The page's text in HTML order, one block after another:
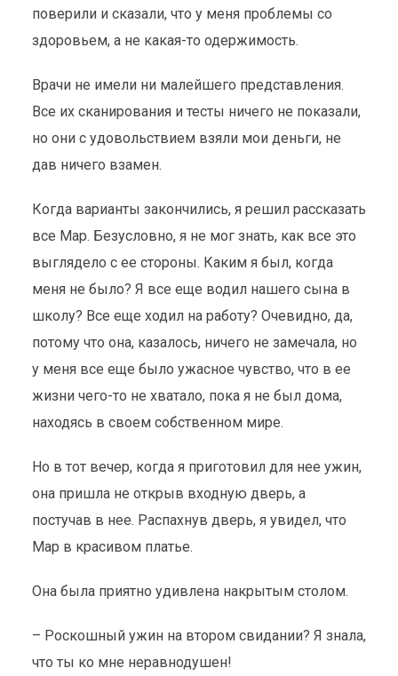
поверили и сказали, что у меня проблемы со
здоровьем, а не какая-то одержимость.
Врачи не имели ни малейшего представления.
Все их сканирования и тесты ничего не показали,
но они с удовольствием взяли мои деньги, не
дав ничего взамен.
Когда варианты закончились, я решил рассказать
все Мар. Безусловно, я не мог знать, как все это
выглядело с ее стороны. Каким я был, когда
меня не было? Я все еще водил нашего сына в
школу? Все еще ходил на работу? Очевидно, да,
потому что она, казалось, ничего не замечала, но
у меня все еще было ужасное чувство, что в ее
жизни чего-то не хватало, пока я не был дома,
находясь в своем собственном мире.
Но в тот вечер, когда я приготовил для нее ужин,
она пришла не открыв входную дверь, а
постучав в нее. Распахнув дверь, я увидел, что
Мар в красивом платье.
Она была приятно удивлена накрытым столом.
– Роскошный ужин на втором свидании? Я знала,
что ты ко мне неравнодушен!